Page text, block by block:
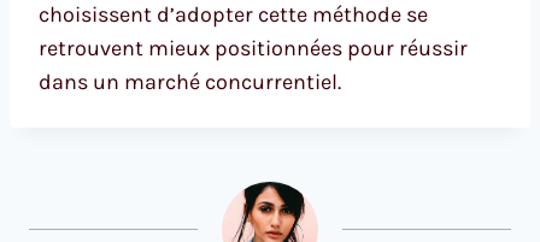
choisissent d’adopter cette méthode se
retrouvent mieux positionnées pour réussir
dans un marché concurrentiel.